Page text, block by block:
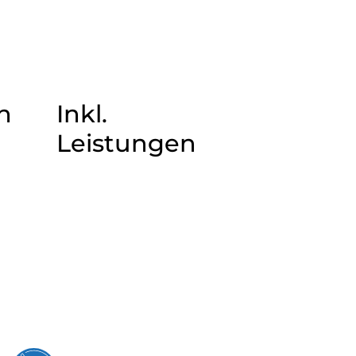
Inkl.
Leistungen